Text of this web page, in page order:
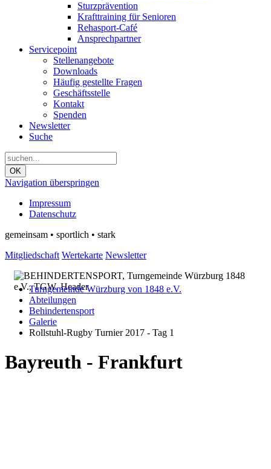
Sturzprävention
Krafttraining für Senioren
Rehasport-Café
Ansprechpartner
Servicepoint
Stellenangebote
Downloads
Häufig gestellte Fragen
Geschäftsstelle
Kontakt
Spenden
Newsletter
Suche
OK
Navigation überspringen
Impressum
Datenschutz
gemeinsam • sportlich • stark
Mitgliedschaft Wertekarte Newsletter
Turngemeinde Würzburg von 1848 e.V.
Abteilungen
Behindertensport
Galerie
Rollstuhl-Rugby Turnier 2017 - Tag 1
Bayreuth - Frankfurt